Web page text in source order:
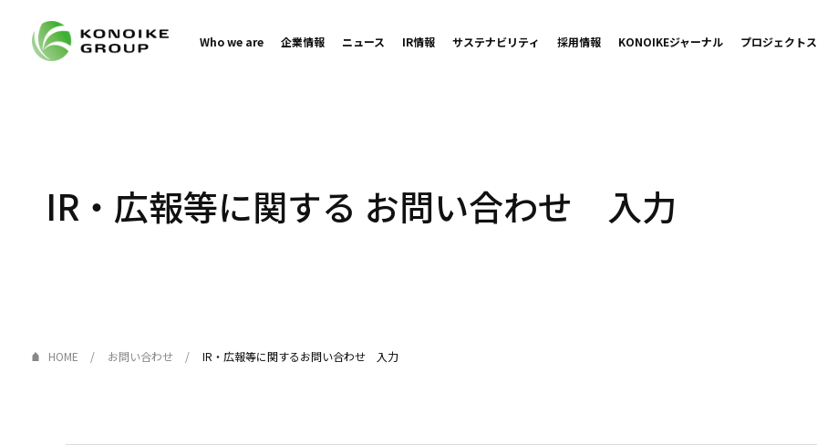
Who we are 企業情報 ニュース IR情報 サステナビリティ 採用情報 KONOIKEジャーナル プロジェクト
IR・広報等に関する お問い合わせ 入力
HOME お問い合わせ IR・広報等に関するお問い合わせ 入力